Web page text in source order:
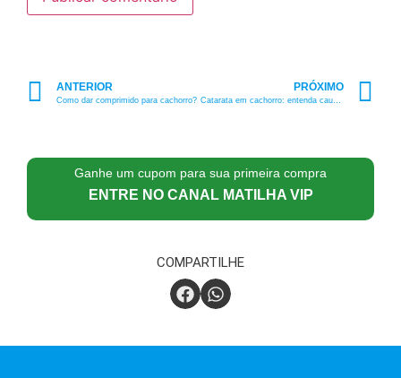
ANTERIOR
Como dar comprimido para cachorro?
PRÓXIMO
Catarata em cachorro: entenda causas e prevenções
Ganhe um cupom para sua primeira compra
ENTRE NO CANAL MATILHA VIP
COMPARTILHE